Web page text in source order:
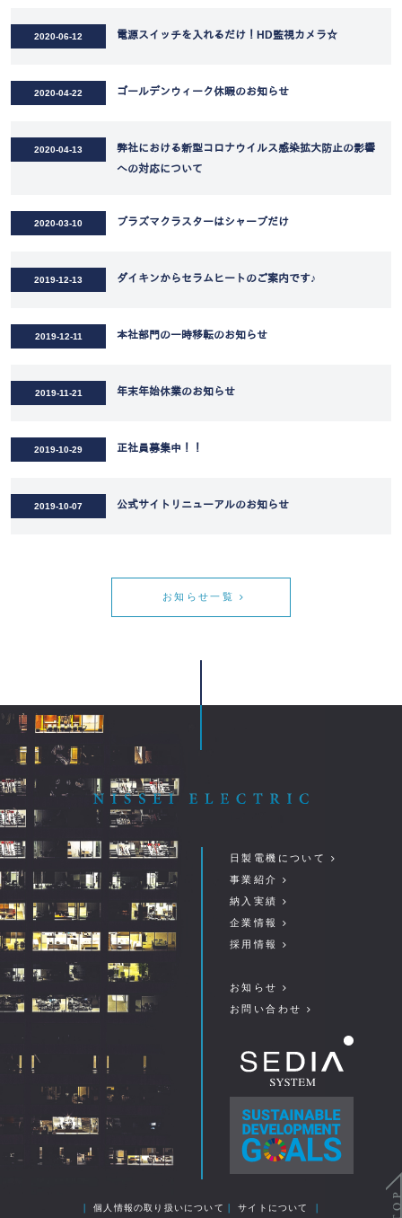
2020-06-12 電源スイッチを入れるだけ！HD監視カメラ☆
2020-04-22 ゴールデンウィーク休暇のお知らせ
2020-04-13
弊社における新型コロナウイルス感染拡大防止の影響
への対応について
2020-03-10 プラズマクラスターはシャープだけ
2019-12-13 ダイキンからセラムヒートのご案内です♪
2019-12-11 本社部門の一時移転のお知らせ
2019-11-21 年末年始休業のお知らせ
2019-10-29 正社員募集中！！
2019-10-07 公式サイトリニューアルのお知らせ
お知らせ一覧
日製電機について
事業紹介
納入実績
企業情報
採用情報
お知らせ
お問い合わせ
個人情報の取り扱いについて サイトについて